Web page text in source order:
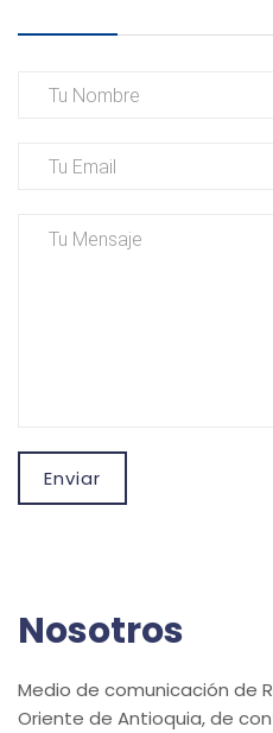
Enviar
Nosotros
Medio de comunicación de
Oriente de Antioquia, de